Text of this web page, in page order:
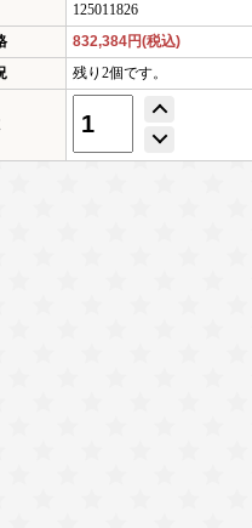
125011826
832,384円(税込)
残り2個です。